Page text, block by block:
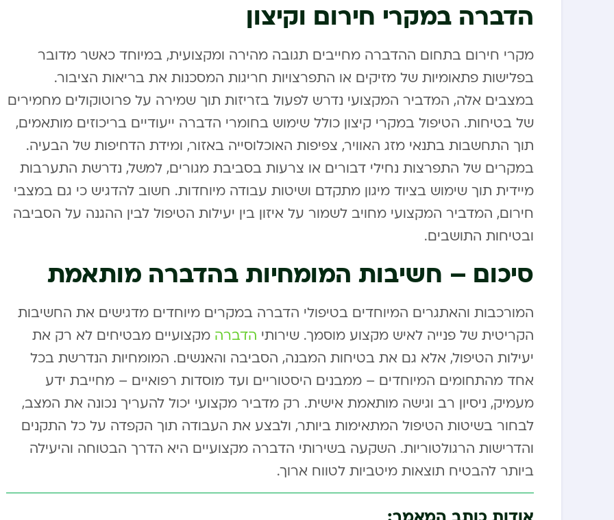
הדברה במקרי חירום וקיצון
מקרי חירום בתחום ההדברה מחייבים תגובה מהירה ומקצועית, במיוחד כאשר מדובר
בפלישות פתאומיות של מזיקים או התפרצויות חריגות המסכנות את בריאות הציבור.
במצבים אלה, המדביר המקצועי נדרש לפעול בזריזות תוך שמירה על פרוטוקולים מחמירים
של בטיחות. הטיפול במקרי קיצון כולל שימוש בחומרי הדברה ייעודיים בריכוזים מותאמים,
תוך התחשבות בתנאי מזג האוויר, צפיפות האוכלוסייה באזור, ומידת הדחיפות של הבעיה.
במקרים של התפרצות נחילי דבורים או צרעות בסביבת מגורים, למשל, נדרשת התערבות
מיידית תוך שימוש בציוד מיגון מתקדם ושיטות עבודה מיוחדות. חשוב להדגיש כי גם במצבי
חירום, המדביר המקצועי מחויב לשמור על איזון בין יעילות הטיפול לבין ההגנה על הסביבה
ובטיחות התושבים.
סיכום – חשיבות המומחיות בהדברה מותאמת
המורכבות והאתגרים המיוחדים בטיפולי הדברה במקרים מיוחדים מדגישים את החשיבות
הקריטית של פנייה לאיש מקצוע מוסמך. שירותי הדברה מקצועיים מבטיחים לא רק את
יעילות הטיפול, אלא גם את בטיחות המבנה, הסביבה והאנשים. המומחיות הנדרשת בכל
אחד מהתחומים המיוחדים – ממבנים היסטוריים ועד מוסדות רפואיים – מחייבת ידע
מעמיק, ניסיון רב וגישה מותאמת אישית. רק מדביר מקצועי יכול להעריך נכונה את המצב,
לבחור בשיטות הטיפול המתאימות ביותר, ולבצע את העבודה תוך הקפדה על כל התקנים
והדרישות הרגולטוריות. השקעה בשירותי הדברה מקצועיים היא הדרך הבטוחה והיעילה
ביותר להבטיח תוצאות מיטביות לטווח ארוך.